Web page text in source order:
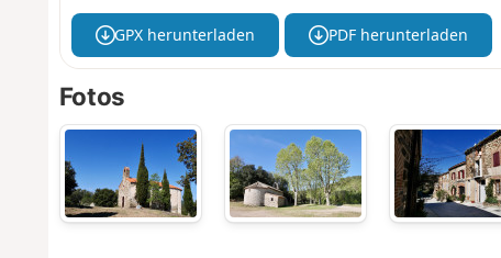
GPX herunterladen PDF herunterladen
Fotos